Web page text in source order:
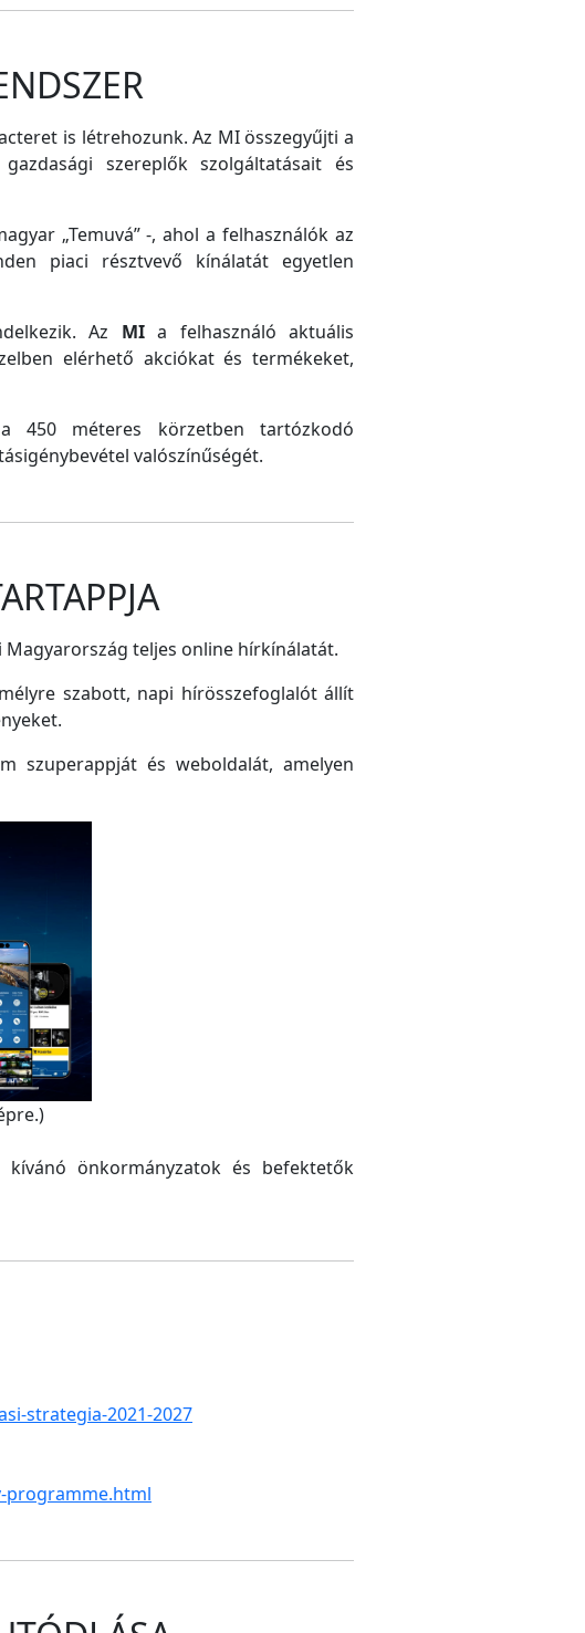
is létrehozunk. Az MI összegyűjti a
szereplők szolgáltatásait és
„Temuvá” -, ahol a felhasználók az
piaci résztvevő kínálatát egyetlen
Az MIa felhasználó aktuális
elérhető akciókat és termékeket,
450 méteres körzetben tartózkodó
valószínűségét.
teljes online hírkínálatát.
szabott, napi hírösszefoglalót állít
szuperappját és weboldalát, amelyen
kívánó önkormányzatok és befektetők
strategia-2021-2027
programme.html